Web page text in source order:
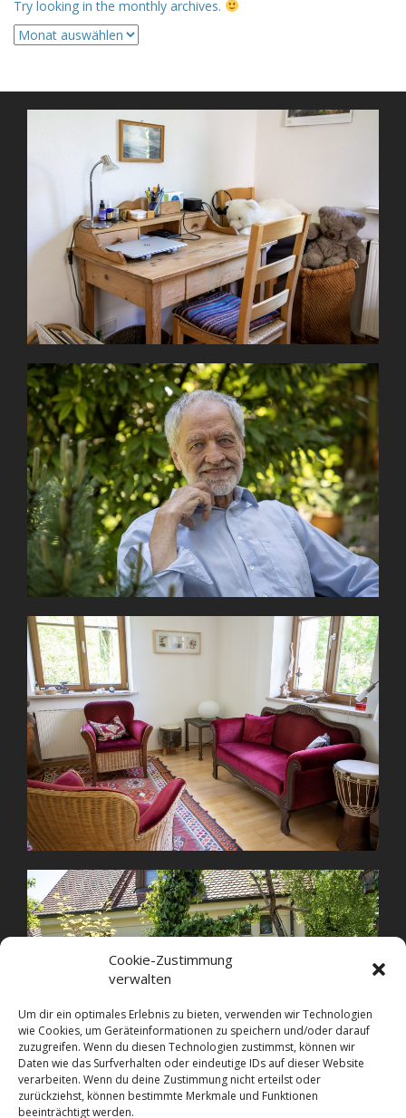
Cookie-Zustimmung
verwalten
Um dir ein optimales Erlebnis zu bieten, verwenden wir Technologien
wie Cookies, um Geräteinformationen zu speichern und/oder darauf
zuzugreifen. Wenn du diesen Technologien zustimmst, können wir
Daten wie das Surfverhalten oder eindeutige IDs auf dieser Website
verarbeiten. Wenn du deine Zustimmung nicht erteilst oder
zurückziehst, können bestimmte Merkmale und Funktionen
beeinträchtigt werden.
Try looking in the monthly archives.
Archive